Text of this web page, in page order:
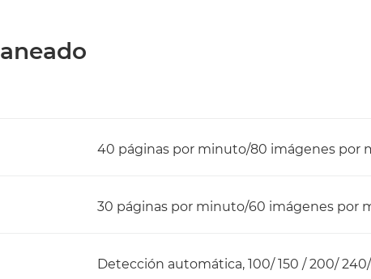
40 páginas por minuto/80 imágenes por
30 páginas por minuto/60 imágenes por
Detección automática, 100/ 150 / 200/